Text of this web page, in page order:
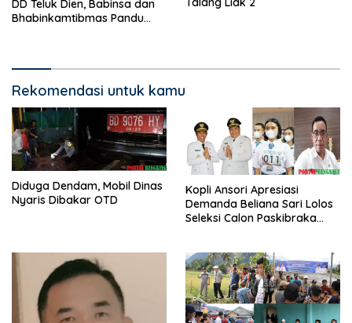
DD Teluk Dien, Babinsa dan
Bhabinkamtibmas Pandu
Rekomendasi untuk kamu
Diduga Dendam, Mobil Dinas
Nyaris Dibakar OTD
Kopli Ansori Apresiasi
Demanda Beliana Sari Lolos
Seleksi Calon Paskibraka